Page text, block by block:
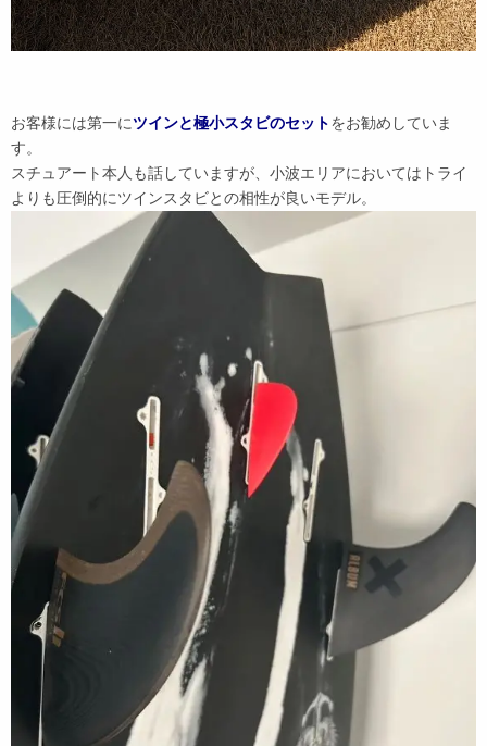
お客様には第一にツインと極小スタビのセットをお勧めしていま
す。
スチュアート本人も話していますが、小波エリアにおいてはトライ
よりも圧倒的にツインスタビとの相性が良いモデル。